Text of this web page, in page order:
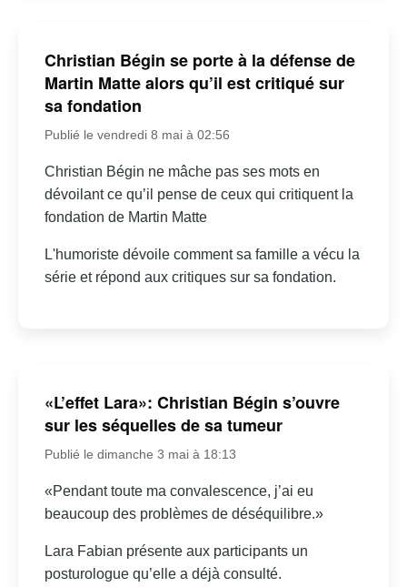
Christian Bégin se porte à la défense de
Martin Matte alors qu’il est critiqué sur
sa fondation
Publié le vendredi 8 mai à 02:56
Christian Bégin ne mâche pas ses mots en
dévoilant ce qu’il pense de ceux qui critiquent la
fondation de Martin Matte
L'humoriste dévoile comment sa famille a vécu la
série et répond aux critiques sur sa fondation.
«L’effet Lara»: Christian Bégin s’ouvre
sur les séquelles de sa tumeur
Publié le dimanche 3 mai à 18:13
«Pendant toute ma convalescence, j’ai eu
beaucoup des problèmes de déséquilibre.»
Lara Fabian présente aux participants un
posturologue qu’elle a déjà consulté.